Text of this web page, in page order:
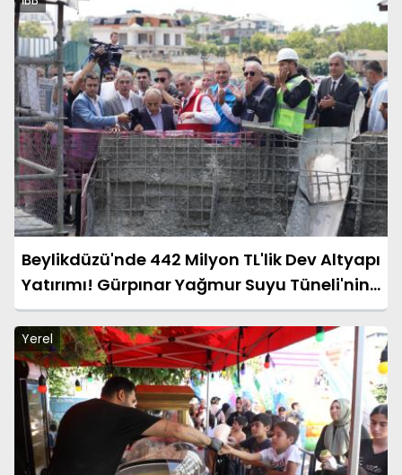
Beylikdüzü'nde 442 Milyon TL'lik Dev Altyapı
Yatırımı! Gürpınar Yağmur Suyu Tüneli'nin
Temeli Atıldı
Yerel